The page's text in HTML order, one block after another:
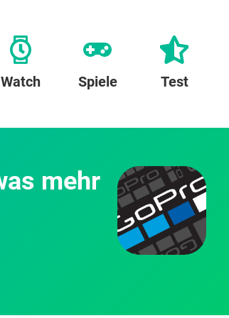
Watch Spiele Test
mehr